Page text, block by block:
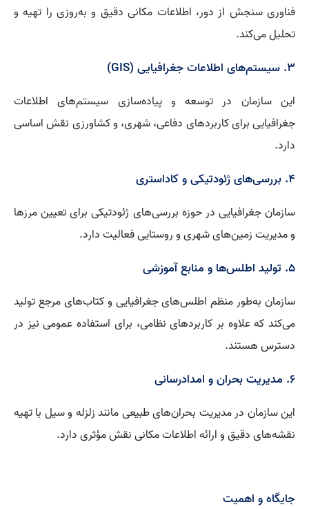
فناوری سنجش از دور، اطلاعات مکانی دقیق و به‌روزی را تهیه و
تحلیل می‌کند.
3. سیستم‌های اطلاعات جغرافیایی (GIS)
این سازمان در توسعه و پیاده‌سازی سیستم‌های اطلاعات
جغرافیایی برای کاربردهای دفاعی، شهری، و کشاورزی نقش اساسی
دارد.
4. بررسی‌های ژئودتیکی و کاداستری
سازمان جغرافیایی در حوزه بررسی‌های ژئودتیکی برای تعیین مرزها
و مدیریت زمین‌های شهری و روستایی فعالیت دارد.
5. تولید اطلس‌ها و منابع آموزشی
سازمان به‌طور منظم اطلس‌های جغرافیایی و کتاب‌های مرجع تولید
می‌کند که علاوه بر کاربردهای نظامی، برای استفاده عمومی نیز در
دسترس هستند.
6. مدیریت بحران و امدادرسانی
این سازمان در مدیریت بحران‌های طبیعی مانند زلزله و سیل با تهیه
نقشه‌های دقیق و ارائه اطلاعات مکانی نقش مؤثری دارد.
جایگاه و اهمیت